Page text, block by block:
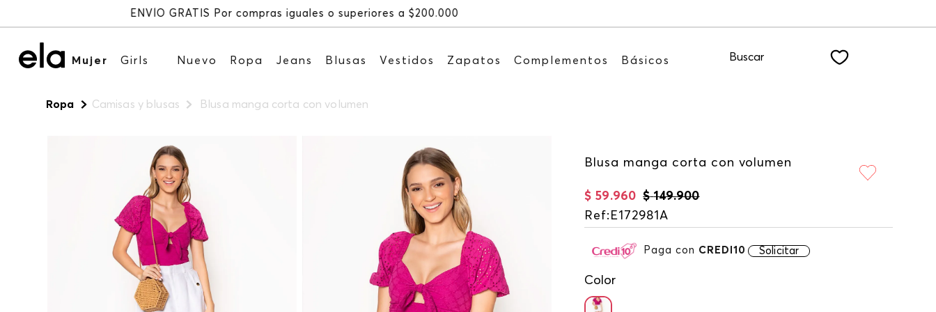
Recibe: 15%OFF suscribiéndote a nuestro NEWSLETTER
Mujer Girls Nuevo Ropa Jeans Blusas Vestidos Zapatos Complementos Básicos Buscar
Ropa Camisas y blusas Blusa manga corta con volumen
Blusa manga corta con volumen
$ 149.900
$ 59.960
Ref: E172981A
Paga con CREDI10 Solicitar
Color